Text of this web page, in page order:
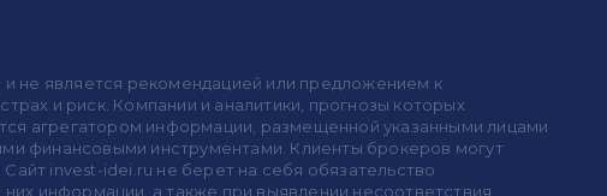
не является рекомендацией или предложением к
и риск. Компании и аналитики, прогнозы которых
агрегатором информации, размещенной указанными лицами
финансовыми инструментами. Клиенты брокеров могут
invest-idei.ru не берет на себя обязательство
информации, а также при выявлении несоответствия